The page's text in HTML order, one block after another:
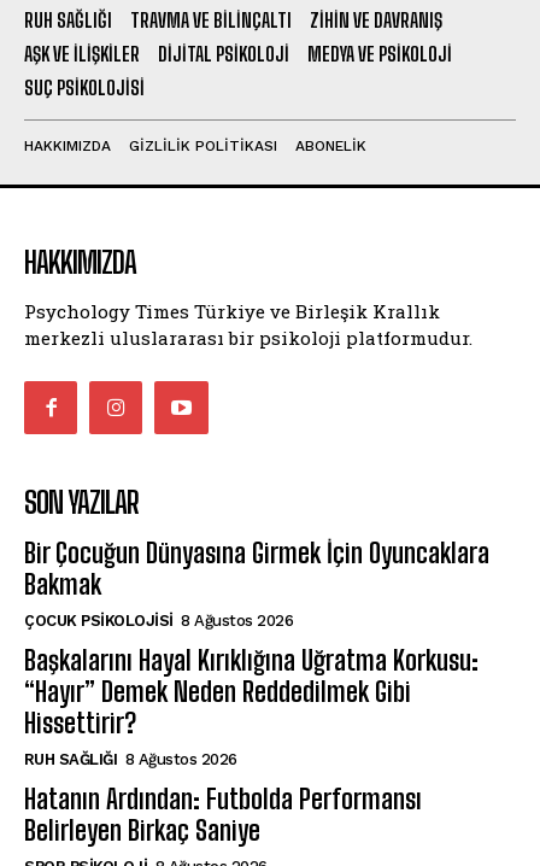
RUH SAĞLIĞI TRAVMA VE BILINÇALTI
ZIHIN VE DAVRANIŞ
AŞK VE İLIŞKILER
DIJITAL PSIKOLOJI
MEDYA VE PSIKOLOJI
SUÇ PSIKOLOJISI
HAKKIMIZDA GIZLILIK POLITIKASI ABONELIK
HAKKIMIZDA
Psychology Times Türkiye ve Birleşik Krallık
merkezli uluslararası bir psikoloji platformudur.
SON YAZILAR
Bir Çocuğun Dünyasına Girmek İçin Oyuncaklara
Bakmak
ÇOCUK PSIKOLOJISI 8 Ağustos 2026
Başkalarını Hayal Kırıklığına Uğratma Korkusu:
“Hayır” Demek Neden Reddedilmek Gibi
Hissettirir?
⁠RUH SAĞLIĞI 8 Ağustos 2026
Hatanın Ardından: Futbolda Performansı
Belirleyen Birkaç Saniye